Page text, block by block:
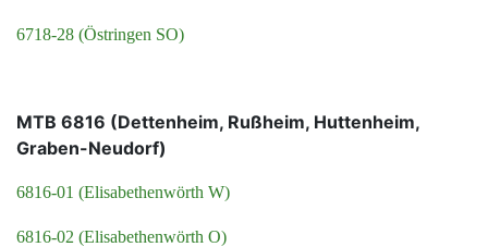
6718-28 (Östringen SO)
MTB 6816 (Dettenheim, Rußheim, Huttenheim,
Graben-Neudorf)
6816-01 (Elisabethenwörth W)
6816-02 (Elisabethenwörth O)